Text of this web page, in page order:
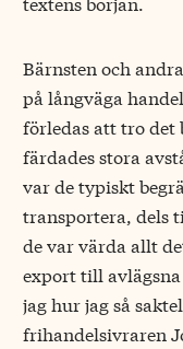
Bärnsten och
på långväga
förledas att tro det
färdades stora
var de typiskt
transportera, dels
de var värda allt
export till
jag hur jag så
frihandelsivraren